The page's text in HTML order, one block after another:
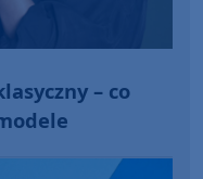
– co